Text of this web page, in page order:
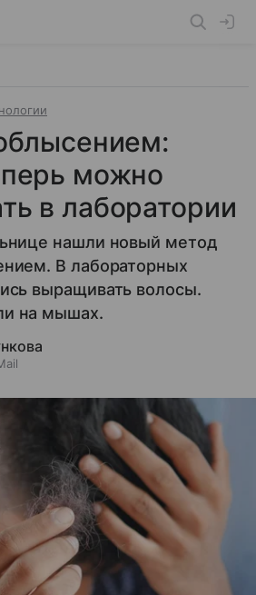
можно
в лаборатории
нашли новый метод
В лабораторных
выращивать волосы.
на мышах.